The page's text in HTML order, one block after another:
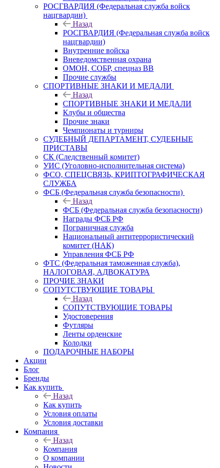
РОСГВАРДИЯ (Федеральная служба войск
нацгвардии)
Назад
РОСГВАРДИЯ (Федеральная служба войск
нацгвардии)
Внутренние войска
Вневедомственная охрана
ОМОН, СОБР, спецназ ВВ
Прочие службы
СПОРТИВНЫЕ ЗНАКИ И МЕДАЛИ
Назад
СПОРТИВНЫЕ ЗНАКИ И МЕДАЛИ
Клубы и общества
Прочие знаки
Чемпионаты и турниры
СУДЕБНЫЙ ДЕПАРТАМЕНТ, СУДЕБНЫЕ
ПРИСТАВЫ
СК (Следственный комитет)
УИС (Уголовно-исполнительная система)
ФСО, СПЕЦСВЯЗЬ, КРИПТОГРАФИЧЕСКАЯ
СЛУЖБА
ФСБ (Федеральная служба безопасности)
Назад
ФСБ (Федеральная служба безопасности)
Награды ФСБ РФ
Пограничная служба
Национальный антитеррористический
комитет (НАК)
Управления ФСБ РФ
ФТС (Федеральная таможенная служба),
НАЛОГОВАЯ, АДВОКАТУРА
ПРОЧИЕ ЗНАКИ
СОПУТСТВУЮЩИЕ ТОВАРЫ
Назад
СОПУТСТВУЮЩИЕ ТОВАРЫ
Удостоверения
Футляры
Ленты орденские
Колодки
ПОДАРОЧНЫЕ НАБОРЫ
Акции
Блог
Бренды
Как купить
Назад
Как купить
Условия оплаты
Условия доставки
Компания
Назад
Компания
О компании